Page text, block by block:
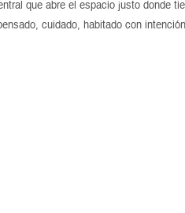
que abre el espacio justo donde
cuidado, habitado con